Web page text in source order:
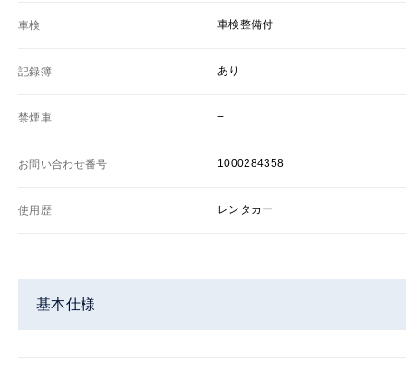
車検 車検整備付
記録簿 あり
禁煙車 −
お問い合わせ番号 1000284358
使用歴 レンタカー
基本仕様